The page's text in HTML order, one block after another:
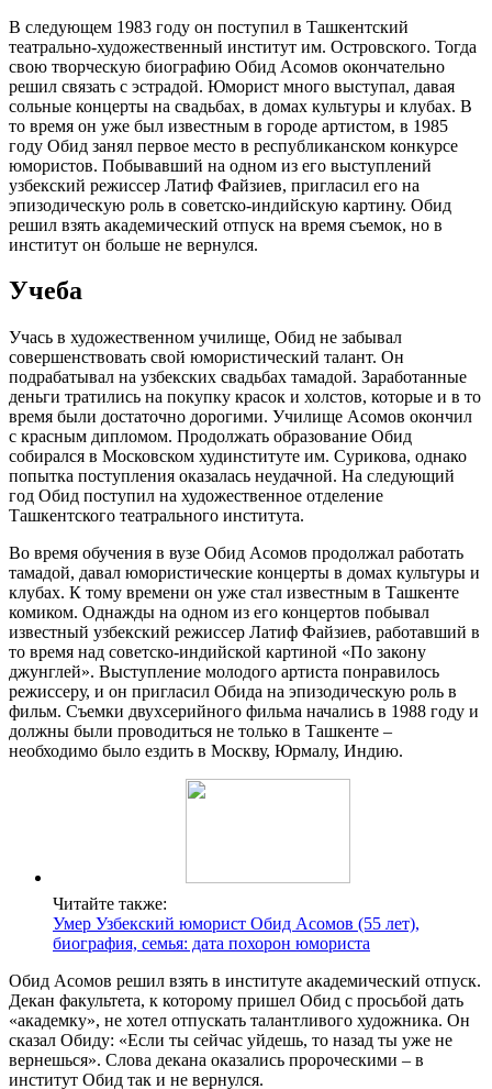
В следующем 1983 году он поступил в Ташкентский
театрально-художественный институт им. Островского. Тогда
свою творческую биографию Обид Асомов окончательно
решил связать с эстрадой. Юморист много выступал, давая
сольные концерты на свадьбах, в домах культуры и клубах. В
то время он уже был известным в городе артистом, в 1985
году Обид занял первое место в республиканском конкурсе
юмористов. Побывавший на одном из его выступлений
узбекский режиссер Латиф Файзиев, пригласил его на
эпизодическую роль в советско-индийскую картину. Обид
решил взять академический отпуск на время съемок, но в
институт он больше не вернулся.
Учеба
Учась в художественном училище, Обид не забывал
совершенствовать свой юмористический талант. Он
подрабатывал на узбекских свадьбах тамадой. Заработанные
деньги тратились на покупку красок и холстов, которые и в то
время были достаточно дорогими. Училище Асомов окончил
с красным дипломом. Продолжать образование Обид
собирался в Московском худинституте им. Сурикова, однако
попытка поступления оказалась неудачной. На следующий
год Обид поступил на художественное отделение
Ташкентского театрального института.
Во время обучения в вузе Обид Асомов продолжал работать
тамадой, давал юмористические концерты в домах культуры и
клубах. К тому времени он уже стал известным в Ташкенте
комиком. Однажды на одном из его концертов побывал
известный узбекский режиссер Латиф Файзиев, работавший в
то время над советско-индийской картиной «По закону
джунглей». Выступление молодого артиста понравилось
режиссеру, и он пригласил Обида на эпизодическую роль в
фильм. Съемки двухсерийного фильма начались в 1988 году и
должны были проводиться не только в Ташкенте –
необходимо было ездить в Москву, Юрмалу, Индию.
Читайте также:
Умер Узбекский юморист Обид Асомов (55 лет),
биография, семья: дата похорон юмориста
Обид Асомов решил взять в институте академический отпуск.
Декан факультета, к которому пришел Обид с просьбой дать
«академку», не хотел отпускать талантливого художника. Он
сказал Обиду: «Если ты сейчас уйдешь, то назад ты уже не
вернешься». Слова декана оказались пророческими – в
институт Обид так и не вернулся.